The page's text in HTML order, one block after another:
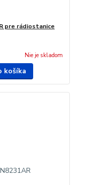
pre rádiostanice
Nie je skladom
košíka